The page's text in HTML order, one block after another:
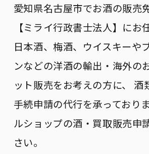
愛知県名古屋市でお酒の販売
【ミライ行政書士法人】にお
日本酒、梅酒、ウイスキーや
ンなどの洋酒の輸出・海外の
ット販売をお考えの方に、 酒
手続申請の代行を承っており
ルショップの酒・買取販売申
さい。